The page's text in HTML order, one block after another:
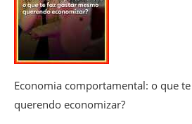
Economia comportamental: o que
querendo economizar?